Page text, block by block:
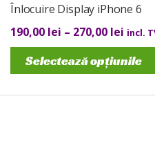
Înlocuire Display iPhone 6
190,00 lei – 270,00 lei incl.
Selectează opțiunile